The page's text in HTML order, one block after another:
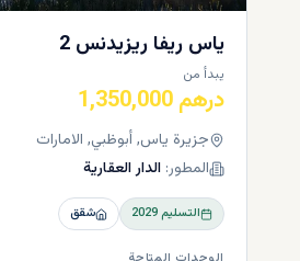
ياس ريفا ريزيدنس 2
يبدأ من
درهم 1,350,000
جزيرة ياس, أبوظبي, الامارات
المطور: الدار العقارية
التسليم2029 شقق